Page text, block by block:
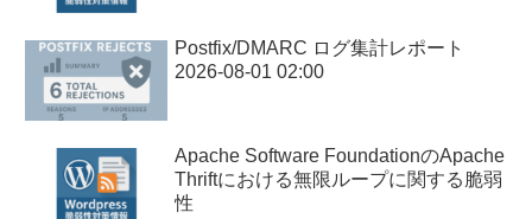
Postfix/DMARC ログ集計レポート
2026-08-01 02:00
Apache Software FoundationのApache
Thriftにおける無限ループに関する脆弱
性